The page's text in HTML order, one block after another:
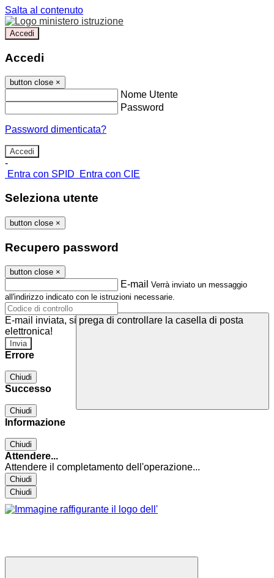
Salta al contenuto
Accedi
Accedi
button close ×
Nome Utente
Password
Password dimenticata?
-
Entra con SPID
Entra con CIE
Seleziona utente
button close ×
Recupero password
button close ×
E-mail Verrà inviato un messaggio
all'indirizzo indicato con le istruzioni necessarie.
E-mail inviata, si prega di controllare la casella di posta
elettronica!
Errore
Chiudi
Successo
Chiudi
Informazione
Chiudi
Attendere...
Attendere il completamento dell'operazione...
Chiudi
Chiudi